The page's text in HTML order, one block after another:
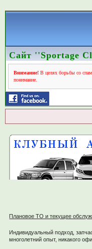
Сайт ''Sportage
Внимание!В целях борьбы со
понимание.
Плановое ТО и текущее
Индивидуальный подход,
многолетний опыт, никакого